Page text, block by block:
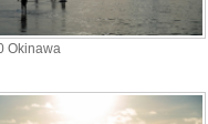
Okinawa